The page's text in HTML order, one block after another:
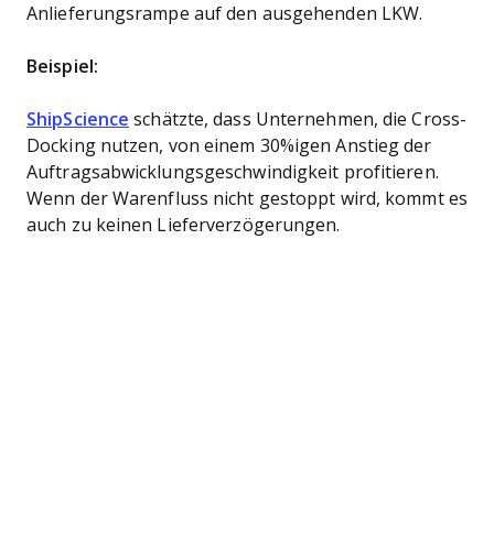
Anlieferungsrampe auf den ausgehenden LKW.
Beispiel:
ShipScience schätzte, dass Unternehmen, die Cross-
Docking nutzen, von einem 30%igen Anstieg der
Auftragsabwicklungsgeschwindigkeit profitieren.
Wenn der Warenfluss nicht gestoppt wird, kommt es
auch zu keinen Lieferverzögerungen.